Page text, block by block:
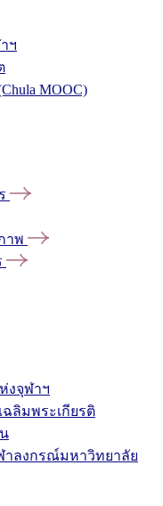
ฯ
MOOC)
าพ
งจุฬาฯ
ลิมพระเกียรติ
าลงกรณ์มหาวิทยาลัย